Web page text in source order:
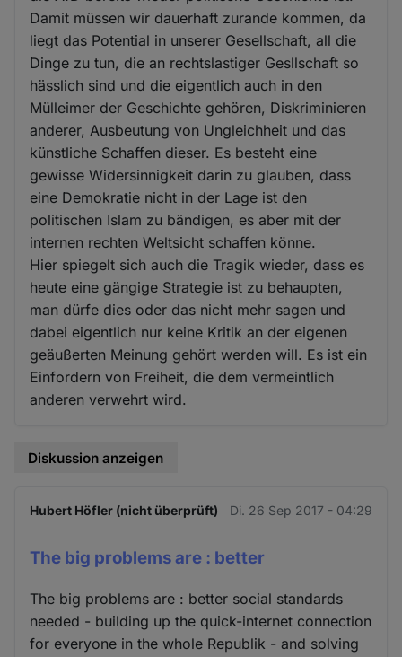
Damit müssen wir dauerhaft zurande kommen, da
liegt das Potential in unserer Gesellschaft, all die
Dinge zu tun, die an rechtslastiger Gesllschaft so
hässlich sind und die eigentlich auch in den
Mülleimer der Geschichte gehören, Diskriminieren
anderer, Ausbeutung von Ungleichheit und das
künstliche Schaffen dieser. Es besteht eine
gewisse Widersinnigkeit darin zu glauben, dass
eine Demokratie nicht in der Lage ist den
politischen Islam zu bändigen, es aber mit der
internen rechten Weltsicht schaffen könne.
Hier spiegelt sich auch die Tragik wieder, dass es
heute eine gängige Strategie ist zu behaupten,
man dürfe dies oder das nicht mehr sagen und
dabei eigentlich nur keine Kritik an der eigenen
geäußerten Meinung gehört werden will. Es ist ein
Einfordern von Freiheit, die dem vermeintlich
anderen verwehrt wird.
Diskussion anzeigen
Hubert Höfler (nicht überprüft) Di. 26 Sep 2017 - 04:29
The big problems are : better
The big problems are : better social standards
needed - building up the quick-internet connection
for everyone in the whole Republik - and solving